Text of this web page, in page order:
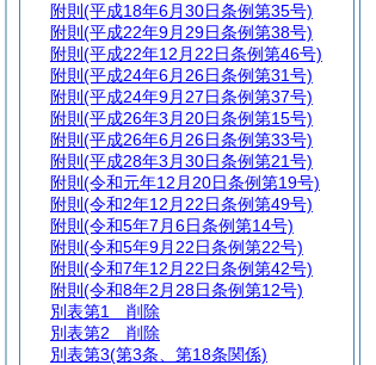
附則 (平成18年6月30日条例第35号)
附則 (平成22年9月29日条例第38号)
附則 (平成22年12月22日条例第46号)
附則 (平成24年6月26日条例第31号)
附則 (平成24年9月27日条例第37号)
附則 (平成26年3月20日条例第15号)
附則 (平成26年6月26日条例第33号)
附則 (平成28年3月30日条例第21号)
附則 (令和元年12月20日条例第19号)
附則 (令和2年12月22日条例第49号)
附則 (令和5年7月6日条例第14号)
附則 (令和5年9月22日条例第22号)
附則 (令和7年12月22日条例第42号)
附則 (令和8年2月28日条例第12号)
別表第1
削除
別表第2 削除
別表第3(第3条、第18条関係)